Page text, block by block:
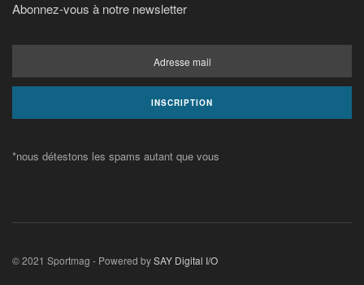
Abonnez-vous à notre newsletter
*nous détestons les spams autant que vous
© 2021 Sportmag - Powered bySAY Digital I/O